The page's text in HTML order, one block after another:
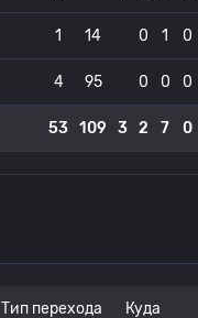
1 14 0 1 0
4 95 0 0 0
53 109 3 2 7 0
Тип перехода Куда